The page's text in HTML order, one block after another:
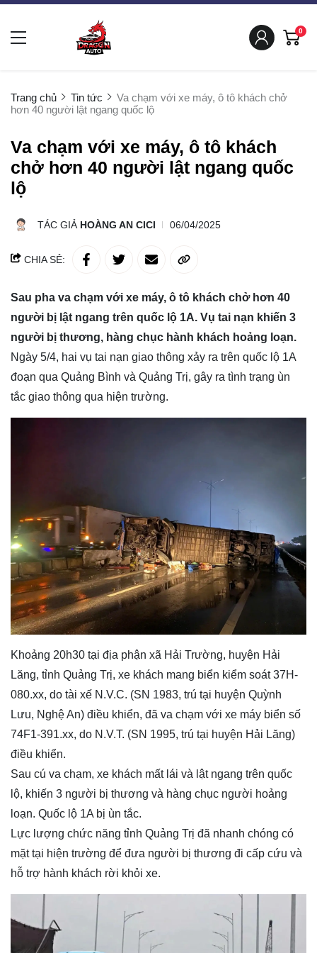
0
Trang chủ Tin tức
Va chạm với xe máy, ô tô khách chở
hơn 40 người lật ngang quốc lộ
Va chạm với xe máy, ô tô khách
chở hơn 40 người lật ngang quốc
lộ
TÁC GIẢ HOÀNG AN CICI 06/04/2025
CHIA SẺ:
Sau pha va chạm với xe máy, ô tô khách chở hơn 40
người bị lật ngang trên quốc lộ 1A. Vụ tai nạn khiến 3
người bị thương, hàng chục hành khách hoảng loạn.
Ngày 5/4, hai vụ tai nạn giao thông xảy ra trên quốc lộ 1A
đoạn qua Quảng Bình và Quảng Trị, gây ra tình trạng ùn
tắc giao thông qua hiện trường.
Khoảng 20h30 tại địa phận xã Hải Trường, huyện Hải
Lăng, tỉnh Quảng Trị, xe khách mang biển kiểm soát 37H-
080.xx, do tài xế N.V.C. (SN 1983, trú tại huyện Quỳnh
Lưu, Nghệ An) điều khiển, đã va chạm với xe máy biển số
74F1-391.xx, do N.V.T. (SN 1995, trú tại huyện Hải Lăng)
điều khiển.
Sau cú va chạm, xe khách mất lái và lật ngang trên quốc
lộ, khiến 3 người bị thương và hàng chục người hoảng
loạn. Quốc lộ 1A bị ùn tắc.
Lực lượng chức năng tỉnh Quảng Trị đã nhanh chóng có
mặt tại hiện trường để đưa người bị thương đi cấp cứu và
hỗ trợ hành khách rời khỏi xe.